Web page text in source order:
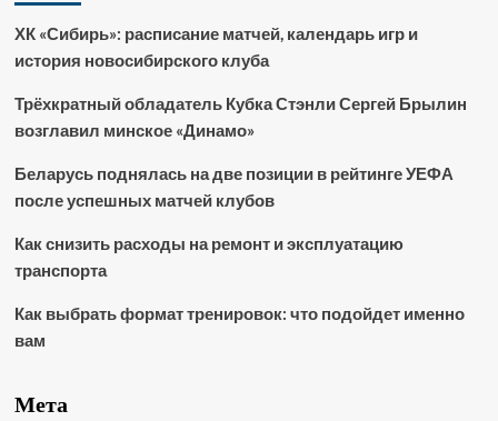
ХК «Сибирь»: расписание матчей, календарь игр и
история новосибирского клуба
Трёхкратный обладатель Кубка Стэнли Сергей Брылин
возглавил минское «Динамо»
Беларусь поднялась на две позиции в рейтинге УЕФА
после успешных матчей клубов
Как снизить расходы на ремонт и эксплуатацию
транспорта
Как выбрать формат тренировок: что подойдет именно
вам
Мета